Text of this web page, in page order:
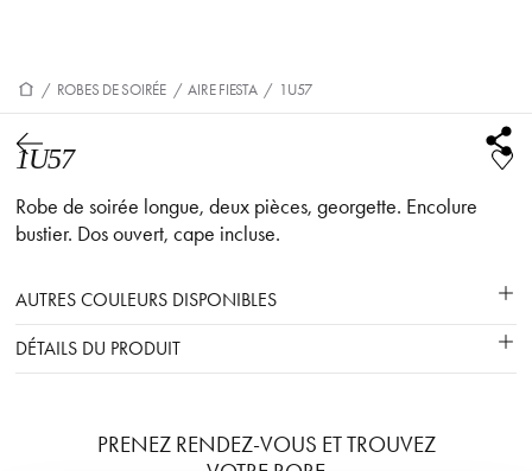
/ ROBES DE SOIRÉE / AIRE FIESTA / 1U57
1U57
Robe de soirée longue, deux pièces, georgette. Encolure
bustier. Dos ouvert, cape incluse.
AUTRES COULEURS DISPONIBLES
DÉTAILS DU PRODUIT
PRENEZ RENDEZ-VOUS ET TROUVEZ